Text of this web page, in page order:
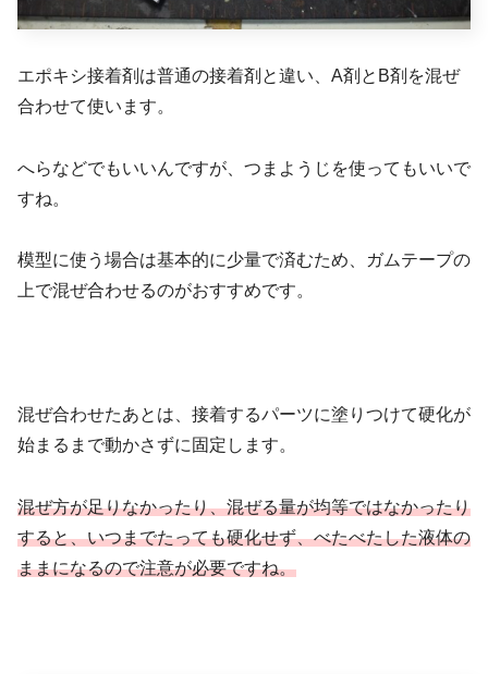
エポキシ接着剤は普通の接着剤と違い、A剤とB剤を混ぜ
合わせて使います。
へらなどでもいいんですが、つまようじを使ってもいいで
すね。
模型に使う場合は基本的に少量で済むため、ガムテープの
上で混ぜ合わせるのがおすすめです。
混ぜ合わせたあとは、接着するパーツに塗りつけて硬化が
始まるまで動かさずに固定します。
混ぜ方が足りなかったり、混ぜる量が均等ではなかったり
すると、いつまでたっても硬化せず、べたべたした液体の
ままになるので注意が必要ですね。